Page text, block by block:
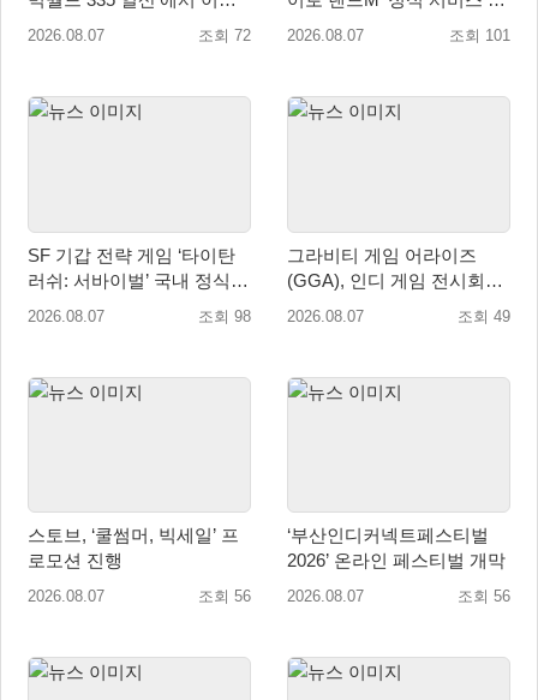
자 소통 예고
2026.08.07 조회 72
입
2026.08.07 조회 101
SF 기갑 전략 게임 ‘타이탄
러쉬: 서바이벌’ 국내 정식
출시
2026.08.07 조회 98
그라비티 게임 어라이즈
(GGA), 인디 게임 전시회
‘도쿄 게임 던전 13’ 참가!
2026.08.07 조회 49
스토브, ‘쿨썸머, 빅세일’ 프
로모션 진행
2026.08.07 조회 56
‘부산인디커넥트페스티벌
2026’ 온라인 페스티벌 개막
2026.08.07 조회 56